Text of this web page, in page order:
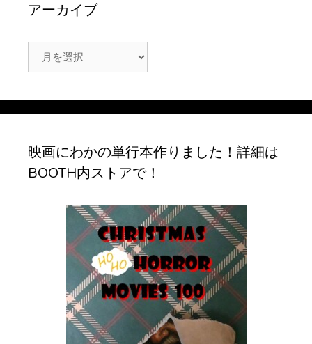
アーカイブ
ー
映画にわかの単行本作りました！詳細は
BOOTH内ストアで！